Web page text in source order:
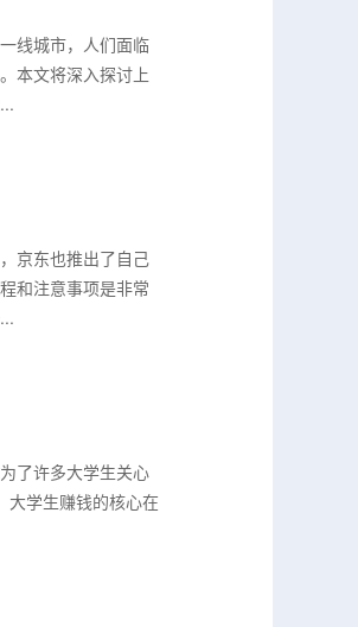
线城市，人们面临
本文将深入探讨上
京东也推出了自己
和注意事项是非常
了许多大学生关心
大学生赚钱的核心在